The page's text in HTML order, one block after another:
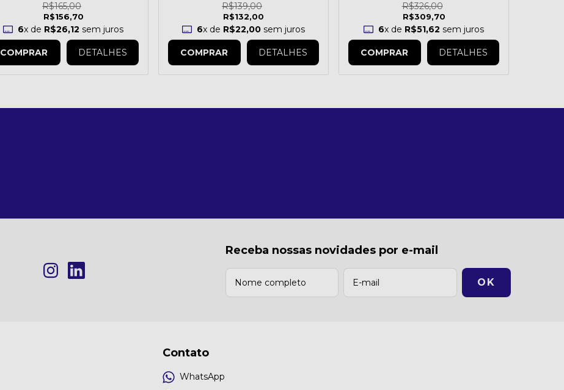
R$165,00
R$156,70
6x de R$26,12 sem juros
COMPRAR DETALHES
R$139,00
R$132,00
6x de R$22,00sem juros
COMPRAR DETALHES
R$326,00
R$309,70
6x de R$51,62 sem juros
COMPRAR DETALHES
Receba nossas novidades por e-mail
Contato
WhatsApp